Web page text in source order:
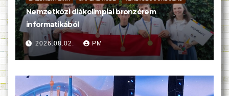
Nemzetközi diákolimpiai bronzérem
informatikából
2026.08.02. PM